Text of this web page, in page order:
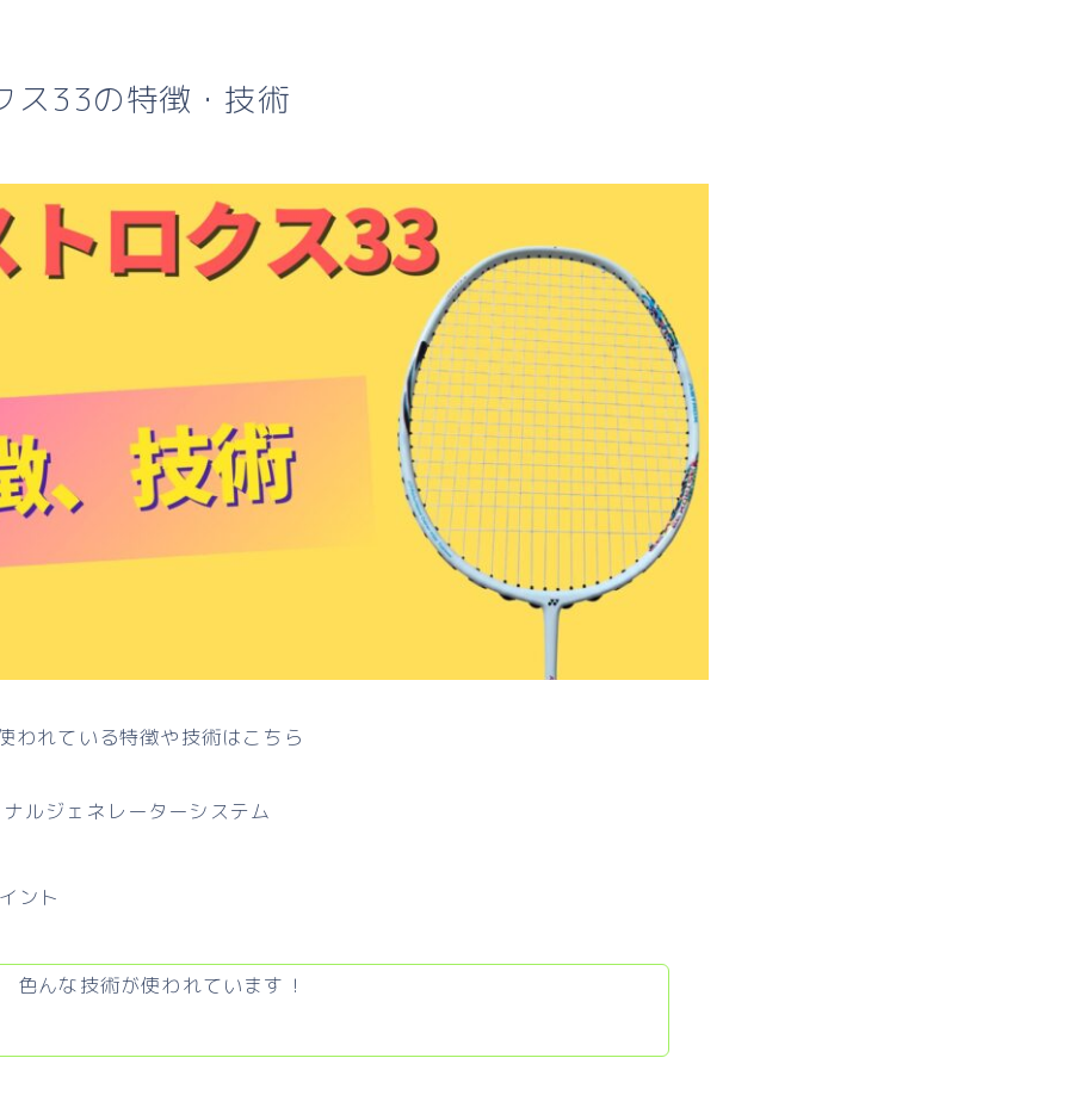
ス33の特徴・技術
われている特徴や技術はこちら
ルジェネレーターシステム
ント
色んな技術が使われています！